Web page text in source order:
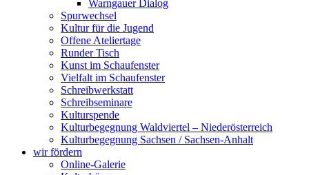
Warngauer Dialog
Spurwechsel
Kultur für die Jugend
Offene Ateliertage
Runder Tisch
Kunst im Schaufenster
Vielfalt im Schaufenster
Schreibwerkstatt
Schreibseminare
Kulturspende
Kulturbegegnung Waldviertel – Niederösterreich
Kulturbegegnung Sachsen / Sachsen-Anhalt
wir fördern
Online-Galerie